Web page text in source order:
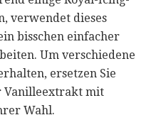
verwendet dieses
bisschen einfacher
Um verschiedene
ersetzen Sie
Vanilleextrakt mit
Wahl.